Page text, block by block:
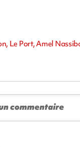
Le Port, Amel